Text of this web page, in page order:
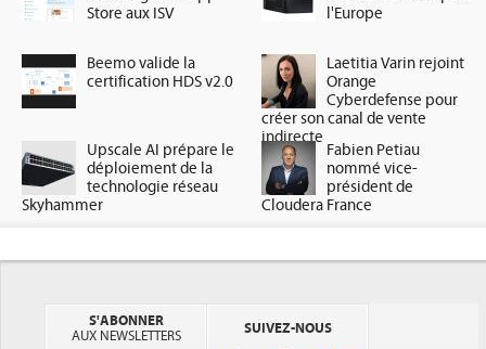
Store aux ISV
l'Europe
Beemo valide la
certification HDS v2.0
Laetitia Varin rejoint
Orange
Cyberdefense pour
créer son canal de vente
indirecte
Upscale AI prépare le
déploiement de la
technologie réseau
Skyhammer
Fabien Petiau
nommé vice-
président de
Cloudera France
S'ABONNER
AUX NEWSLETTERS
SUIVEZ-NOUS